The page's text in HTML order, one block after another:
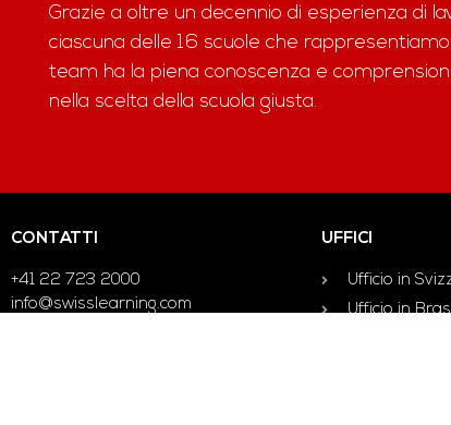
Grazie a oltre un decennio di esperienza di
ciascuna delle 16 scuole che
team ha la piena conoscenza e
nella scelta della scuola giusta.
CONTATTI
+41 22 723 2000
info@swisslearning.com
UFFICI
Ufficio in
Ufficio in